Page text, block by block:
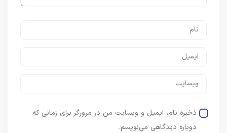
ذخیره نام، ایمیل و وبسایت من در مرورگر برای زمانی که
دوباره دیدگاهی می‌نویسم.